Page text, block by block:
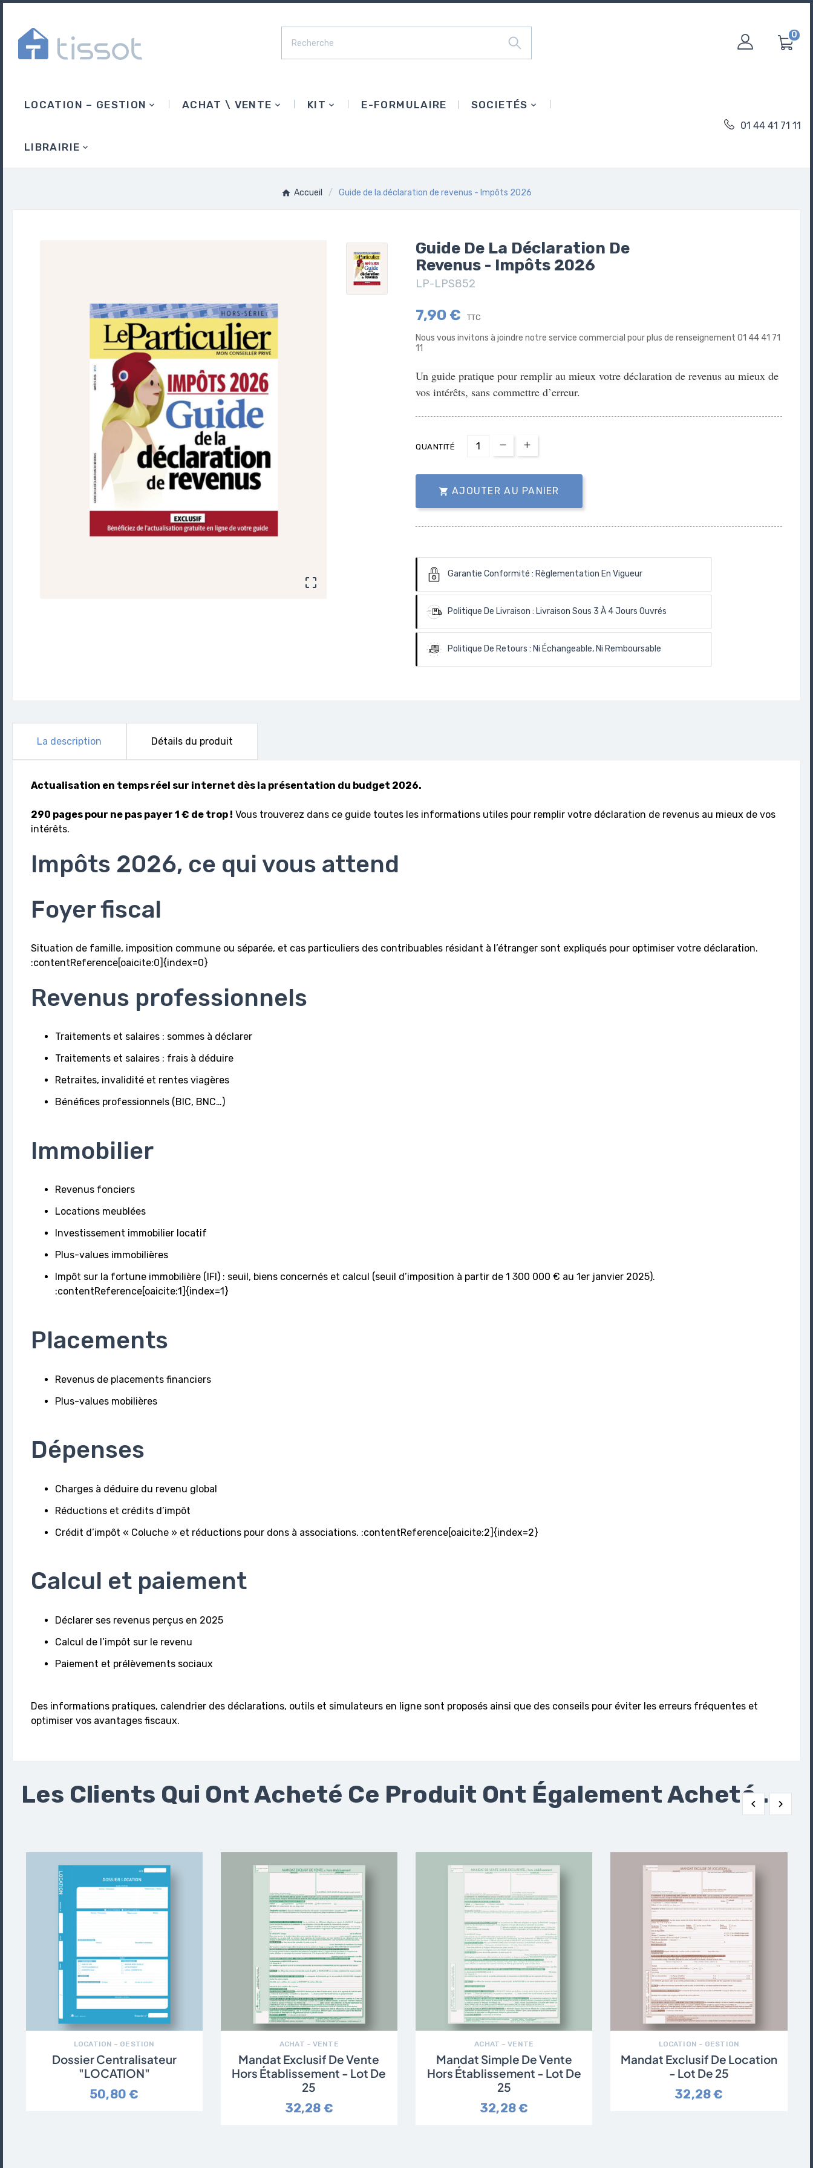
0
LOCATION – GESTION ACHAT \ VENTE KIT E-FORMULAIRE SOCIETÉS
LIBRAIRIE
01 44 41 71 11
Accueil Guide de la déclaration de revenus - Impôts 2026

Guide De La Déclaration De
Revenus - Impôts 2026
LP-LPS852
7,90 € TTC
Nous vous invitons à joindre notre service commercial pour plus de renseignement 01 44 41 71
11
Un guide pratique pour remplir au mieux votre déclaration de revenus au mieux de
vos intérêts, sans commettre d’erreur.
QUANTITÉ
 AJOUTER AU PANIER
Garantie Conformité : Règlementation En Vigueur
Politique De Livraison : Livraison Sous 3 À 4 Jours Ouvrés
Politique De Retours : Ni Échangeable, Ni Remboursable
La description Détails du produit
Actualisation en temps réel sur internet dès la présentation du budget 2026.
290 pages pour ne pas payer 1 € de trop ! Vous trouverez dans ce guide toutes les informations utiles pour remplir votre déclaration de revenus au mieux de vos
intérêts.
Impôts 2026, ce qui vous attend
Foyer fiscal
Situation de famille, imposition commune ou séparée, et cas particuliers des contribuables résidant à l’étranger sont expliqués pour optimiser votre déclaration.
:contentReference[oaicite:0]{index=0}
Revenus professionnels
Traitements et salaires : sommes à déclarer
Traitements et salaires : frais à déduire
Retraites, invalidité et rentes viagères
Bénéfices professionnels (BIC, BNC…)
Immobilier
Revenus fonciers
Locations meublées
Investissement immobilier locatif
Plus-values immobilières
Impôt sur la fortune immobilière (IFI) : seuil, biens concernés et calcul (seuil d’imposition à partir de 1 300 000 € au 1er janvier 2025).
:contentReference[oaicite:1]{index=1}
Placements
Revenus de placements financiers
Plus-values mobilières
Dépenses
Charges à déduire du revenu global
Réductions et crédits d’impôt
Crédit d’impôt « Coluche » et réductions pour dons à associations. :contentReference[oaicite:2]{index=2}
Calcul et paiement
Déclarer ses revenus perçus en 2025
Calcul de l’impôt sur le revenu
Paiement et prélèvements sociaux
Des informations pratiques, calendrier des déclarations, outils et simulateurs en ligne sont proposés ainsi que des conseils pour éviter les erreurs fréquentes et
optimiser vos avantages fiscaux.
Les Clients Qui Ont Acheté Ce Produit Ont Également Acheté...
 
LOCATION – GESTION
Dossier Centralisateur
"LOCATION"
50,80 €
ACHAT – VENTE
Mandat Exclusif De Vente
Hors Établissement - Lot De
25
32,28 €
ACHAT – VENTE
Mandat Simple De Vente
Hors Établissement - Lot De
25
32,28 €
LOCATION – GESTION
Mandat Exclusif De Location
- Lot De 25
32,28 €